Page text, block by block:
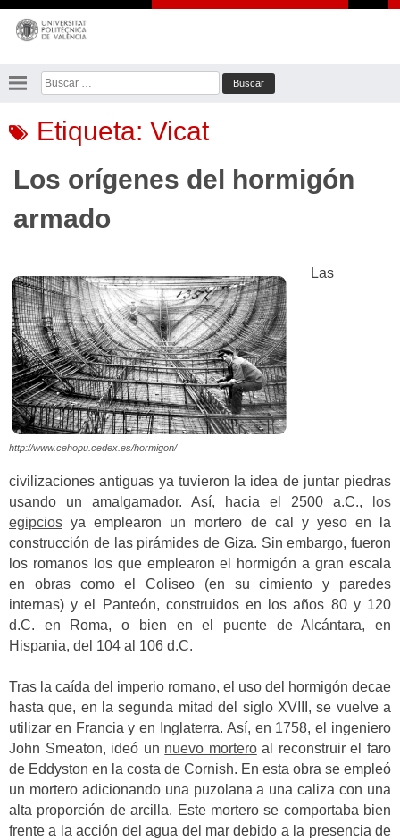
Saltar
contenido
Buscar:
Etiqueta: Vicat
Los orígenes del hormigón
armado
http://www.cehopu.cedex.es/hormigon/
Las
civilizaciones antiguas ya tuvieron la idea de juntar piedras
usando un amalgamador. Así, hacia el 2500 a.C.,
los
egipcios ya emplearon un mortero de cal y yeso en la
construcción de las pirámides de Giza. Sin embargo, fueron
los romanos los que emplearon el hormigón a gran escala
en obras como el Coliseo (en su cimiento y paredes
internas) y el Panteón, construidos en los años 80 y 120
d.C. en Roma, o bien en el puente de Alcántara, en
Hispania, del 104 al 106 d.C.
Tras la caída del imperio romano, el uso del hormigón decae
hasta que, en la segunda mitad del siglo XVIII, se vuelve a
utilizar en Francia y en Inglaterra. Así, en 1758, el ingeniero
John Smeaton, ideó un nuevo morteroal reconstruir el faro
de Eddyston en la costa de Cornish. En esta obra se empleó
un mortero adicionando una puzolana a una caliza con una
alta proporción de arcilla. Este mortero se comportaba bien
frente a la acción del agua del mar debido a la presencia de